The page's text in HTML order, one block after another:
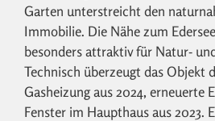
Garten unterstreicht den
Immobilie. Die Nähe zum
besonders attraktiv für Natur-
Technisch überzeugt das Objekt
Gasheizung aus 2024, erneuerte
Fenster im Haupthaus aus 2023.